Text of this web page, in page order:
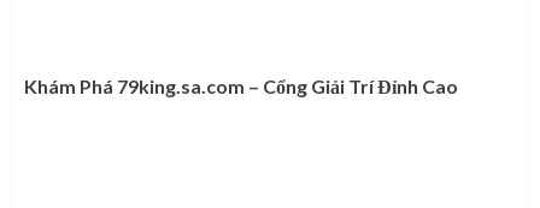
Khám Phá 79king.sa.com – Cổng Giải Trí Đỉnh Cao